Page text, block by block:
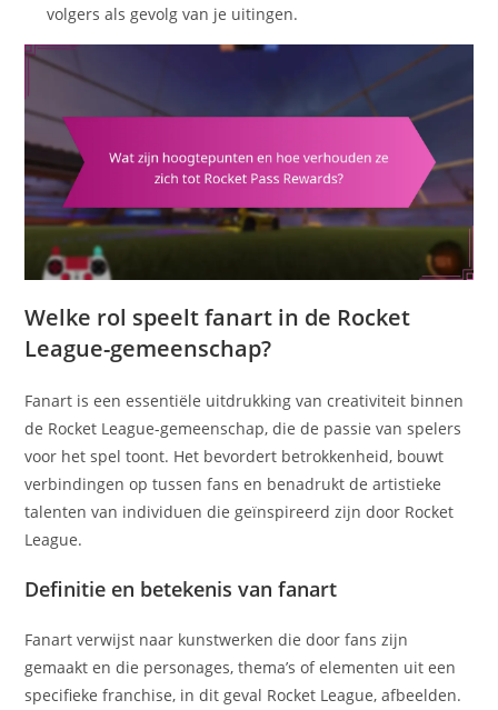
volgers als gevolg van je uitingen.
Welke rol speelt fanart in de Rocket
League-gemeenschap?
Fanart is een essentiële uitdrukking van creativiteit binnen
de Rocket League-gemeenschap, die de passie van spelers
voor het spel toont. Het bevordert betrokkenheid, bouwt
verbindingen op tussen fans en benadrukt de artistieke
talenten van individuen die geïnspireerd zijn door Rocket
League.
Definitie en betekenis van fanart
Fanart verwijst naar kunstwerken die door fans zijn
gemaakt en die personages, thema’s of elementen uit een
specifieke franchise, in dit geval Rocket League, afbeelden.